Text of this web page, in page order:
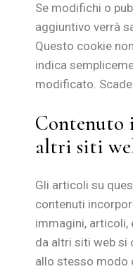
Se modifichi o
aggiuntivo verrà
Questo cookie
indica
modificato.
Contenuto
altri siti
Gli articoli su
contenuti
immagini, articoli,
da altri siti web si
allo stesso modo